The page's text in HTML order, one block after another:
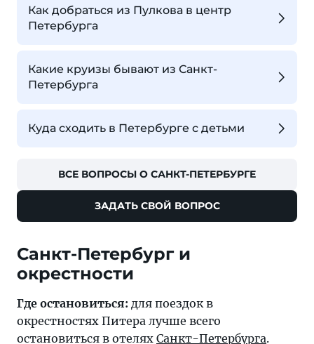
Как добраться из Пулкова в центр
Петербурга
Какие круизы бывают из Санкт-
Петербурга
Куда сходить в Петербурге с детьми
ВСЕ ВОПРОСЫ О САНКТ-ПЕТЕРБУРГЕ
ЗАДАТЬ СВОЙ ВОПРОС
Санкт-Петербург и
окрестности
Где остановиться: для поездок в
окрестностях Питера лучше всего
остановиться в отелях Санкт-Петербурга.